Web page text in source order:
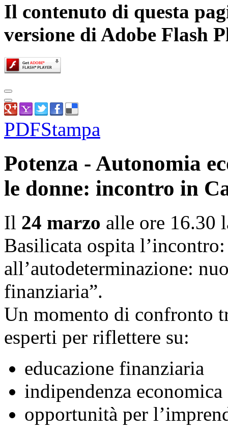
Il contenuto di questa
versione di Adobe Flash
PDFStampa
Potenza - Autonomia
le donne: incontro in
Il 24 marzo alle ore 16.30
Basilicata ospita
all’autodeterminazione:
finanziaria”.
Un momento di confronto
esperti per riflettere su:
educazione finanziaria
indipendenza
opportunità per